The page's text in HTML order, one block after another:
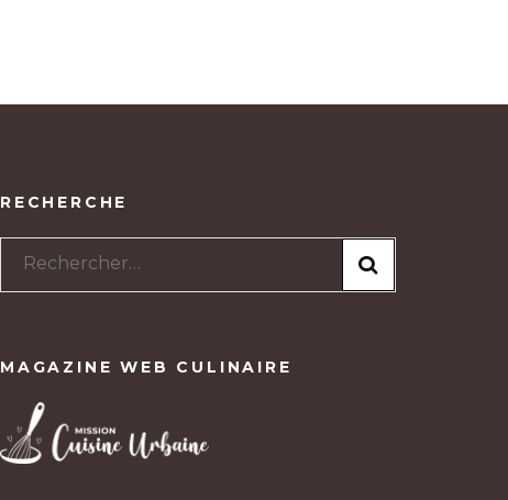
RECHERCHE
Rechercher :
MAGAZINE WEB CULINAIRE